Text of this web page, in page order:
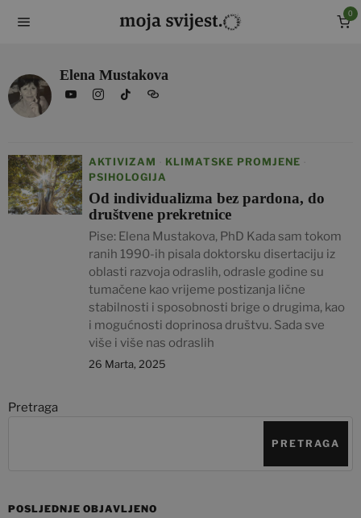
0
Elena Mustakova
AKTIVIZAM KLIMATSKE PROMJENE
PSIHOLOGIJA
Od individualizma bez pardona, do
društvene prekretnice
Pise: Elena Mustakova, PhD Kada sam tokom
ranih 1990-ih pisala doktorsku disertaciju iz
oblasti razvoja odraslih, odrasle godine su
tumačene kao vrijeme postizanja lične
stabilnosti i sposobnosti brige o drugima, kao
i mogućnosti doprinosa društvu. Sada sve
više i više nas odraslih
26 Marta, 2025
Pretraga
PRETRAGA
POSLJEDNJE OBJAVLJENO